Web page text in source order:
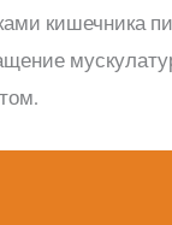
кишечника